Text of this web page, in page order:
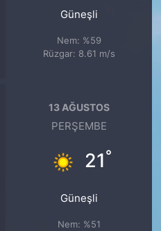
Güneşli
Nem: %59
Rüzgar: 8.61 m/s
13 AĞUSTOS
PERŞEMBE
21°
Güneşli
Nem: %51